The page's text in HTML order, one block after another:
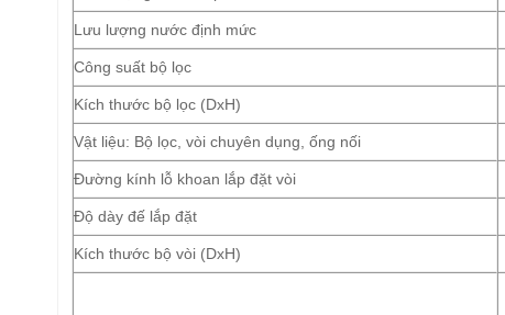
Lưu lượng nước định mức
Công suất bộ lọc
Kích thước bộ lọc (DxH)
Vật liệu: Bộ lọc, vòi chuyên dụng, ống nối
Đường kính lỗ khoan lắp đặt vòi
Độ dày đế lắp đặt
Kích thước bộ vòi (DxH)